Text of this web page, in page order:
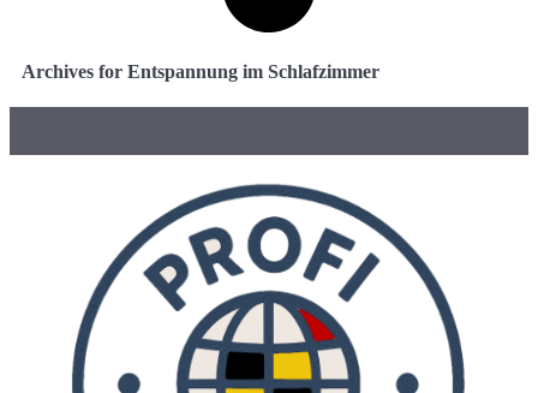
Archives for Entspannung im Schlafzimmer